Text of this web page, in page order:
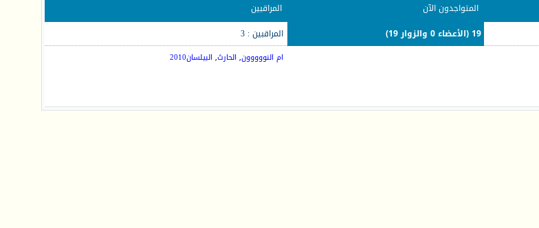
المتواجدون الآن
المراقبين
19 (الأعضاء 0 والزوار 19) المراقبين : 3
ام النووووون, الحارث, البيلسان2010